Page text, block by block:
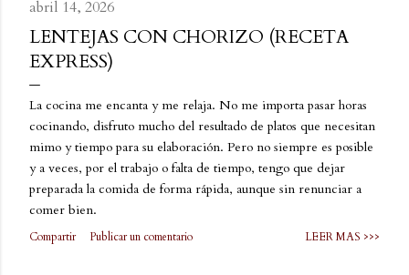
abril 14, 2026
LENTEJAS CON CHORIZO (RECETA
EXPRESS)
La cocina me encanta y me relaja. No me importa pasar horas
cocinando, disfruto mucho del resultado de platos que necesitan
mimo y tiempo para su elaboración. Pero no siempre es posible
y a veces, por el trabajo o falta de tiempo, tengo que dejar
preparada la comida de forma rápida, aunque sin renunciar a
comer bien.
Compartir Publicar un comentario LEER MAS >>>